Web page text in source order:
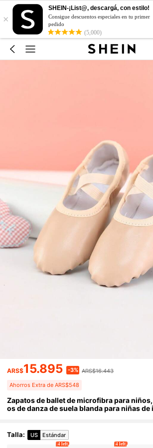
×
SHEIN-¡List@, descargá, con estilo!
Consigue descuentos especiales en tu primer
pedido
(5,000)
ARS$15.895 -3% ARS$16.443
Ahorros Extra de ARS$548
Zapatos de ballet de microfibra para
os de danza de suela blanda para niñas de
Talla: US Estándar
4 left 4 left